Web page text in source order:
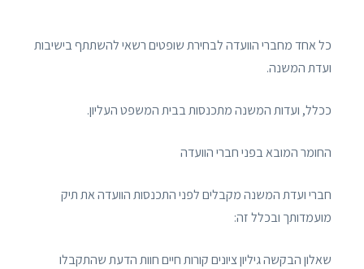
כל אחד מחברי הוועדה לבחירת שופטים רשאי להשתתף בישיבות
ועדת המשנה.
ככלל, ועדות המשנה מתכנסות בבית המשפט העליון.
החומר המובא בפני חברי הוועדה
חברי ועדת המשנה מקבלים לפני התכנסות הוועדה את תיק
מועמדותך ובכלל זה:
שאלון הבקשה גיליון ציונים קורות חיים חוות הדעת שהתקבלו